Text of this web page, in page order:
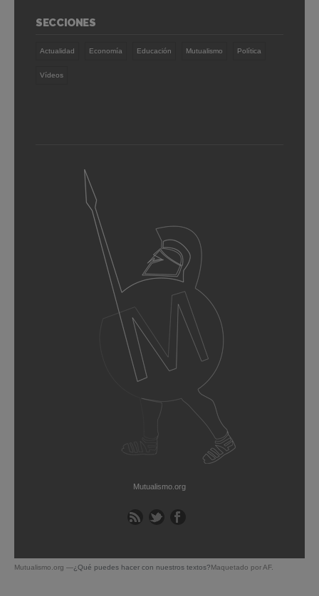
SECCIONES
Actualidad Economía Educación Mutualismo Política
Vídeos
Mutualismo.org
Mutualismo.org —¿Qué puedes hacer con nuestros textos?Maquetado por AF.